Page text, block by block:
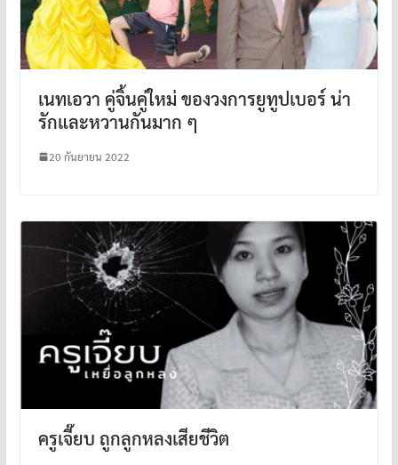
เนทเอวา คู่จิ้นคู่ใหม่ ของวงการยูทูปเบอร์ น่า
รักและหวานกันมาก ๆ
20 กันยายน 2022
ครูเจี๊ยบ ถูกลูกหลงเสียชีวิต